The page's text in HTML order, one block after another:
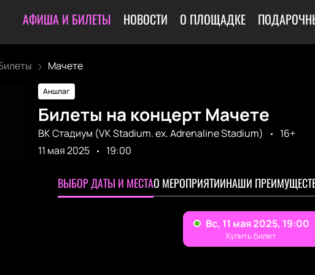
АФИША И БИЛЕТЫ НОВОСТИ О ПЛОЩАДКЕ
Мачете
Аншлаг
Билеты на концерт Мачете
ВК Стадиум (VK Stadium. ex. Adrenaline Stadium)
16+
11 мая 2025
19:00
ВЫБОР ДАТЫ И МЕСТАО МЕРОПРИЯТИИНАШИ